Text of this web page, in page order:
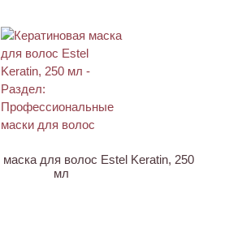
маска для волос Estel Keratin, 250
мл